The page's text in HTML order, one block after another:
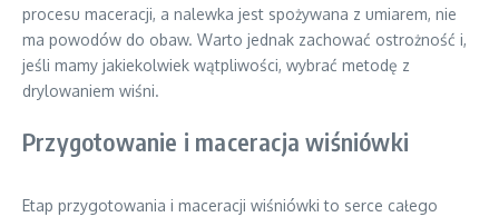
procesu maceracji, a nalewka jest spożywana z umiarem, nie
ma powodów do obaw. Warto jednak zachować ostrożność i,
jeśli mamy jakiekolwiek wątpliwości, wybrać metodę z
drylowaniem wiśni.
Przygotowanie i maceracja wiśniówki
Etap przygotowania i maceracji wiśniówki to serce całego